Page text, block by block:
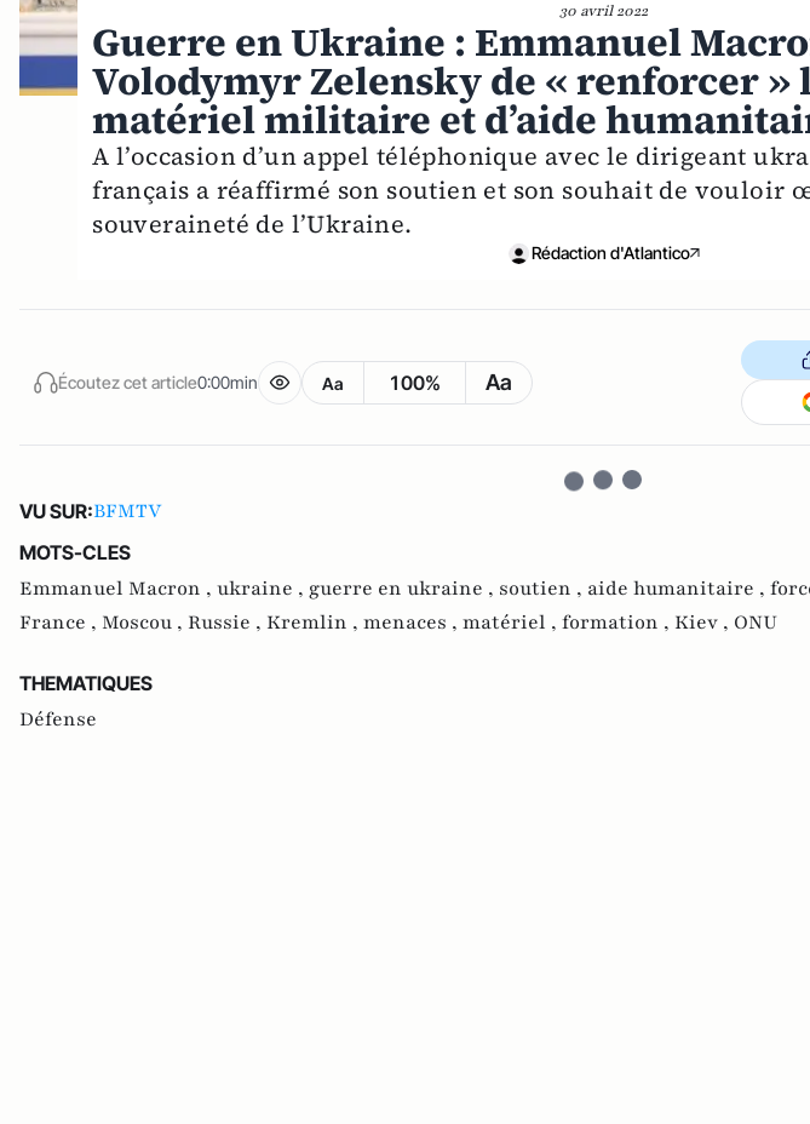
30 avril 2022
Guerre en Ukraine : Emmanuel
Volodymyr Zelensky de « renforcer »
matériel militaire et d’aide
A l’occasion d’un appel téléphonique avec le dirigeant
français a réaffirmé son soutien et son souhait de vouloir
souveraineté de l’Ukraine.
Rédaction d'Atlantico
Écoutez cet article0:00min Aa 100% Aa
VU SUR:BFMTV
MOTS-CLES
Emmanuel Macron , ukraine , guerre en ukraine , soutien , aide humanitaire ,
France , Moscou , Russie , Kremlin , menaces , matériel , formation , Kiev , ONU
THEMATIQUES
Défense